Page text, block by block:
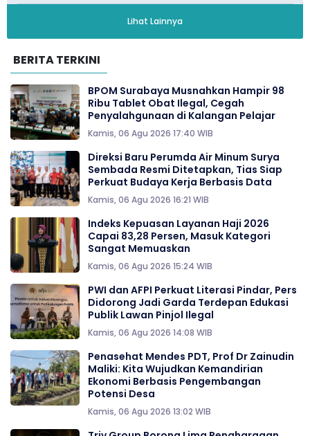
Lihat Lainnya
BERITA TERKINI
BPOM Surabaya Musnahkan Hampir 98
Ribu Tablet Obat Ilegal, Cegah
Penyalahgunaan di Kalangan Pelajar
Kamis, 06 Agu 2026 17:40 WIB
Direksi Baru Perumda Air Minum Surya
Sembada Resmi Ditetapkan, Tias Siap
Perkuat Budaya Kerja Berbasis Data
Kamis, 06 Agu 2026 16:21 WIB
Indeks Kepuasan Layanan Haji 2026
Capai 83,28 Persen, Masuk Kategori
Sangat Memuaskan
Kamis, 06 Agu 2026 15:24 WIB
PWI dan AFPI Perkuat Literasi Pindar, Pers
Didorong Jadi Garda Terdepan Edukasi
Publik Lawan Pinjol Ilegal
Kamis, 06 Agu 2026 14:08 WIB
Penasehat Mendes PDT, Prof Dr Zainudin
Maliki: Kita Wujudkan Kemandirian
Ekonomi Berbasis Pengembangan
Potensi Desa
Kamis, 06 Agu 2026 13:02 WIB